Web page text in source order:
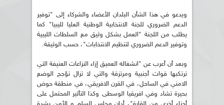
ويدعو في هذا الشأن البلدان الأعضاء والشركاء إلى "توفير
الدعم الضروري للجنة الانتخابية الوطنية العليا لليبيا" كما
يطلب من اللجنة "العمل بشكل وثيق مع السلطات الليبية
وتوفير الدعم الضروري لتنظيم الانتخابات"، حسب الوثيقة.
وبعد أن أعرب عن "انشغاله العميق إزاء النزاعات العنيفة التي
ترتكبها قوات أجنبية ومرتزقة والتي لا تزال تؤجج الوضع
الامني في الساحل، في القرن الافريقي، في منطقة حوض
بحيرة تشاد وفي افريقيا الوسطى وكذا التأثير المحتمل على